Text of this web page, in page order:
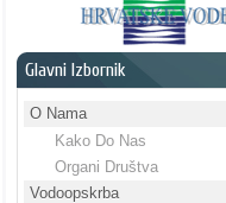
Glavni Izbornik
O Nama
Kako Do Nas
Organi Društva
Vodoopskrba